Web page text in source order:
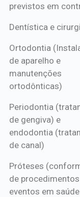
previstos em
Dentística e
Ortodontia
de aparelho e
manutenções
ortodônticas)
Periodontia
de gengiva) e
endodontia
de canal)
Próteses
de
eventos em saúde